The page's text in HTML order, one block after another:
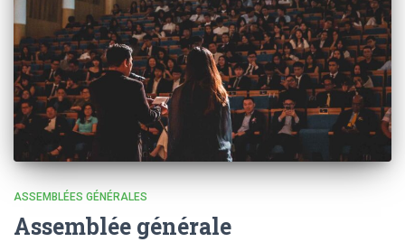
ASSEMBLÉES GÉNÉRALES
Assemblée générale